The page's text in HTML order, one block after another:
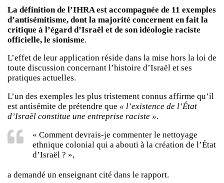
La définition de l’IHRA est accompagnée de 11 exemples
d’antisémitisme, dont la majorité concernent en fait la
critique à l’égard d’Israël et de son idéologie raciste
officielle, le sionisme.
L’effet de leur application réside dans la mise hors la loi de
toute discussion concernant l’histoire d’Israël et ses
pratiques actuelles.
L’un des exemples les plus tristement connus affirme qu’il
est antisémite de prétendre que « l’existence de l’État
d’Israël constitue une entreprise raciste ».
« Comment devrais-je commenter le nettoyage
ethnique colonial qui a abouti à la création de l’État
d’Israël ? »,
a demandé un enseignant cité dans le rapport.